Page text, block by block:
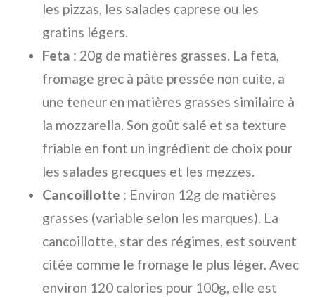
les pizzas, les salades caprese ou les
gratins légers.
Feta : 20g de matières grasses. La feta,
fromage grec à pâte pressée non cuite, a
une teneur en matières grasses similaire à
la mozzarella. Son goût salé et sa texture
friable en font un ingrédient de choix pour
les salades grecques et les mezzes.
Cancoillotte : Environ 12g de matières
grasses (variable selon les marques). La
cancoillotte, star des régimes, est souvent
citée comme le fromage le plus léger. Avec
environ 120 calories pour 100g, elle est